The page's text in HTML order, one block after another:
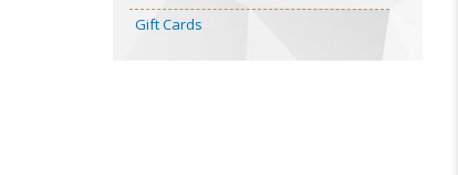
Gift Cards